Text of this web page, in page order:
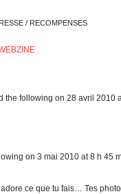
/ RECOMPENSES
.
the following on 28 avril 2010
on 3 mai 2010 at 8 h 45
ce que tu fais… Tes